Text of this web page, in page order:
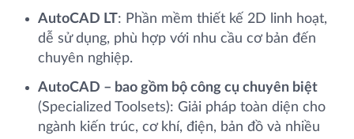
AutoCAD LT: Phần mềm thiết kế 2D linh hoạt,
dễ sử dụng, phù hợp với nhu cầu cơ bản đến
chuyên nghiệp.
AutoCAD – bao gồm bộ công cụ chuyên biệt
(Specialized Toolsets): Giải pháp toàn diện cho
ngành kiến trúc, cơ khí, điện, bản đồ và nhiều